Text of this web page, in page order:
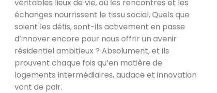
véritables lieux de vie, où les rencontres et les
échanges nourrissent le tissu social. Quels que
soient les défis, sont-ils activement en passe
d’innover encore pour nous offrir un avenir
résidentiel ambitieux ? Absolument, et ils
prouvent chaque fois qu’en matière de
logements intermédiaires, audace et innovation
vont de pair.